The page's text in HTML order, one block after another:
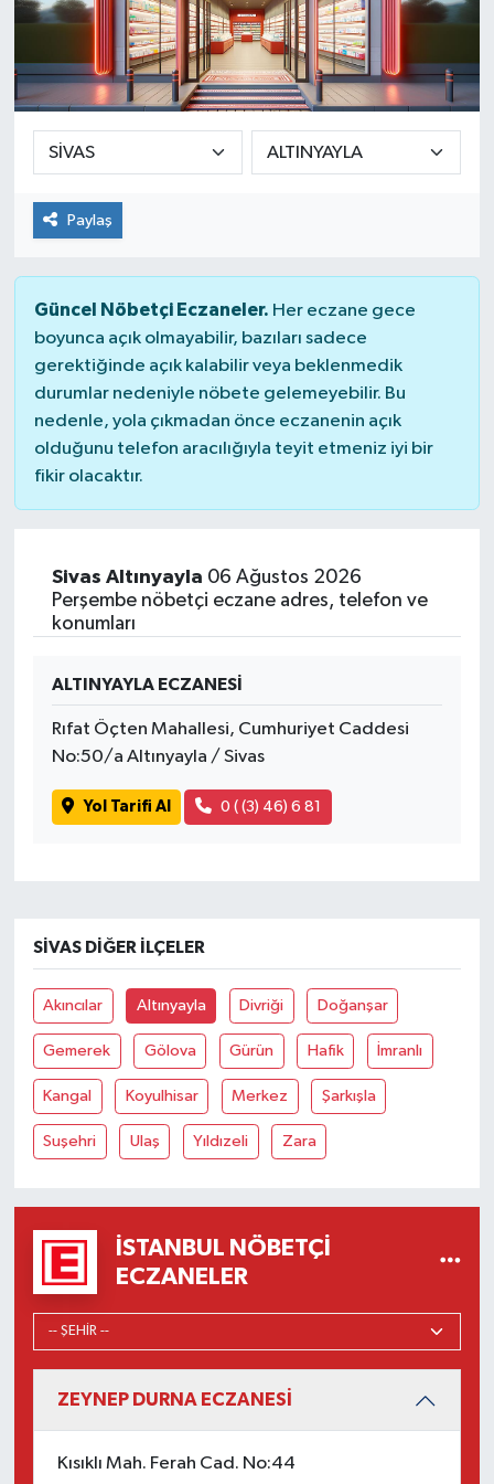
Paylaş
Güncel Nöbetçi Eczaneler. Her eczane gece
boyunca açık olmayabilir, bazıları sadece
gerektiğinde açık kalabilir veya beklenmedik
durumlar nedeniyle nöbete gelemeyebilir. Bu
nedenle, yola çıkmadan önce eczanenin açık
olduğunu telefon aracılığıyla teyit etmeniz iyi bir
fikir olacaktır.
Sivas Altınyayla 06 Ağustos 2026
Perşembe nöbetçi eczane adres, telefon ve
konumları
ALTINYAYLA ECZANESİ
Rıfat Öçten Mahallesi, Cumhuriyet Caddesi
No:50/a Altınyayla / Sivas
Yol Tarifi Al 0 ( (3) 46) 6 81
SIVAS DIĞER İLÇELER
Akıncılar Altınyayla Divriği Doğanşar
Gemerek Gölova Gürün Hafik İmranlı
Kangal Koyulhisar Merkez Şarkışla
Suşehri Ulaş Yıldızeli Zara
İSTANBUL NÖBETÇI
ECZANELER
ZEYNEP DURNA ECZANESİ
Kısıklı Mah. Ferah Cad. No:44